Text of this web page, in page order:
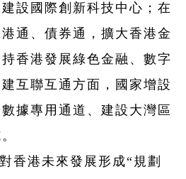
設國際創新科技中心；在
通、債券通，擴大香港金
香港發展綠色金融、數字
互聯互通方面，國家增設
據專用通道、建設大灣區
香港未來發展形成“規劃